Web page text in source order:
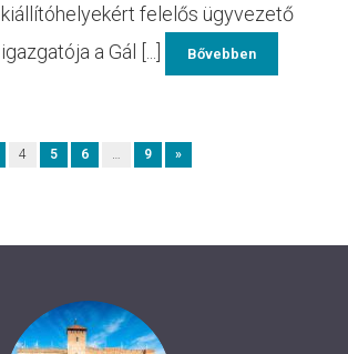
kiállítóhelyekért felelős ügyvezető
igazgatója a Gál [...]
Bővebben
4 5 6 … 9 »